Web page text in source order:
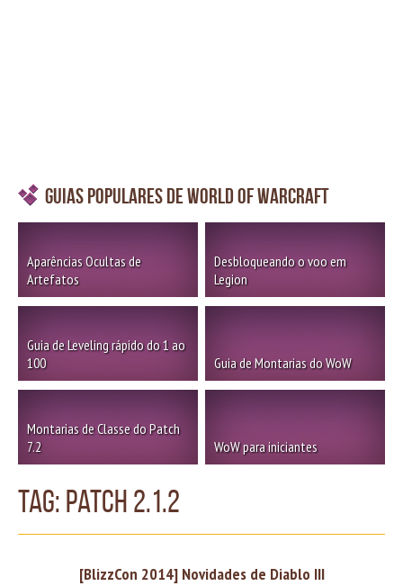
Guias Populares de World of Warcraft
Aparências Ocultas de
Artefatos
Desbloqueando o voo em
Legion
Guia de Leveling rápido do 1 ao
100
Guia de Montarias do WoW
Montarias de Classe do Patch
7.2
WoW para iniciantes
TAG: patch 2.1.2
[BlizzCon 2014] Novidades de Diablo III